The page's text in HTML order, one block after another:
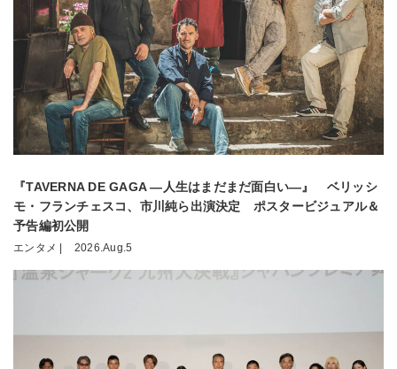
『TAVERNA DE GAGA ―人生はまだまだ面白い―』 ベリッシ
モ・フランチェスコ、市川純ら出演決定 ポスタービジュアル＆
予告編初公開
エンタメ | 2026.Aug.5